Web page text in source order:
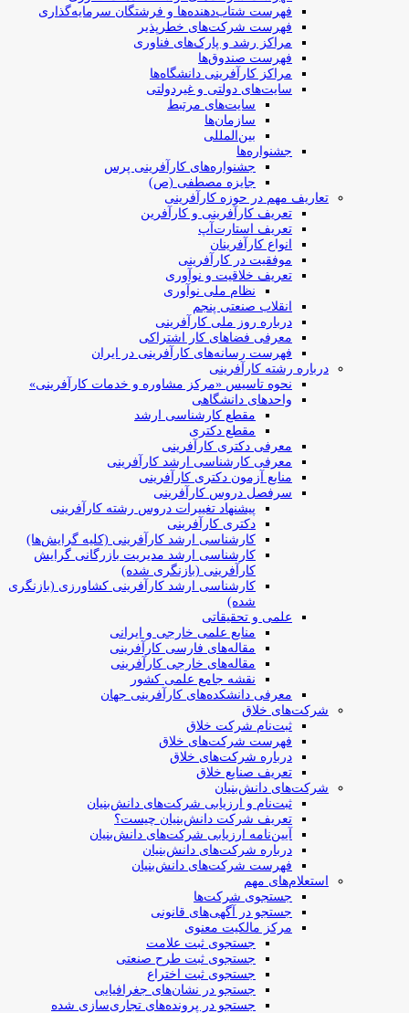
فهرست شتاب‌دهنده‌ها‌ و فرشتگان‌ سرمایه‌گذاری
فهرست شرکت‌های خطرپذیر
مراکز رشد و پارک‌های فناوری
فهرست صندوق‌ها
مراکز کارآفرینی دانشگاه‌ها
سایت‌های دولتی و غیردولتی
سایت‌های مرتبط
سازمان‌ها
بین‌المللی
جشنواره‌ها
جشنواره‌های کارآفرینی‌ پرس
جایزه مصطفی (ص)
تعاریف مهم در حوزه کارآفرینی
تعریف کارآفرینی و کارآفرین
تعریف استارت‌آپ
انواع کارآفرینان
موفقیت در کارآفرینی
تعریف خلاقیت و نوآوری
نظام ملی نوآوری
انقلاب صنعتی پنجم
درباره روز ملی کارآفرینی
معرفی فضاهای کار اشتراکی
فهرست رسانه‌های کارآفرینی در ایران
درباره رشته کارآفرینی
نحوه تاسیس «مرکز مشاوره و خدمات کارآفرینی»
واحدهای دانشگاهی
مقطع کارشناسی ارشد
مقطع دکتری
معرفی دکتری کارآفرینی
معرفی کارشناسی ارشد کارآفرینی
منابع آزمون دکتری کارآفرینی
سرفصل دروس کارآفرینی
پیشنهاد تغییرات دروس رشته کارآفرینی
دکتری کارآفرینی
کارشناسی ارشد کارآفرینی (کلیه گرایش‌ها)
کارشناسی ارشد مدیریت بازرگانی گرایش
کارآفرینی (بازنگری شده)
کارشناسی ارشد کارآفرینی کشاورزی (بازنگری
شده)
علمی و تحقیقاتی
منابع علمی خارجی و ایرانی
مقاله‌های فارسی کارآفرینی
مقاله‌های خارجی کارآفرینی
نقشه جامع علمی کشور
معرفی دانشکده‌های کارآفرینی جهان
شرکت‌های خلاق
ثبت‌نام شرکت خلاق
فهرست شرکت‌های خلاق
درباره شرکت‌های خلاق
تعریف صنایع خلاق
شرکت‌های دانش‌بنیان
ثبت‌نام و ارزیابی شرکت‌های دانش‌بنیان
تعریف شرکت دانش‌بنیان چیست؟
آیین‌نامه ارزیابی شرکت‌های دانش‌بنیان
درباره شرکت‌های دانش‌بنیان
فهرست شرکت‌های دانش‌بنیان
استعلام‌های مهم
جستجوی شرکت‌ها
جستجو در آگهی‌های قانونی
مرکز مالکیت معنوی
جستجوی ثبت علامت
جستجوی ثبت طرح صنعتی
جستجوی ثبت اختراع
جستجو در نشان‌های جغرافیایی
جستجو در پرونده‌های تجاری‌سازی شده